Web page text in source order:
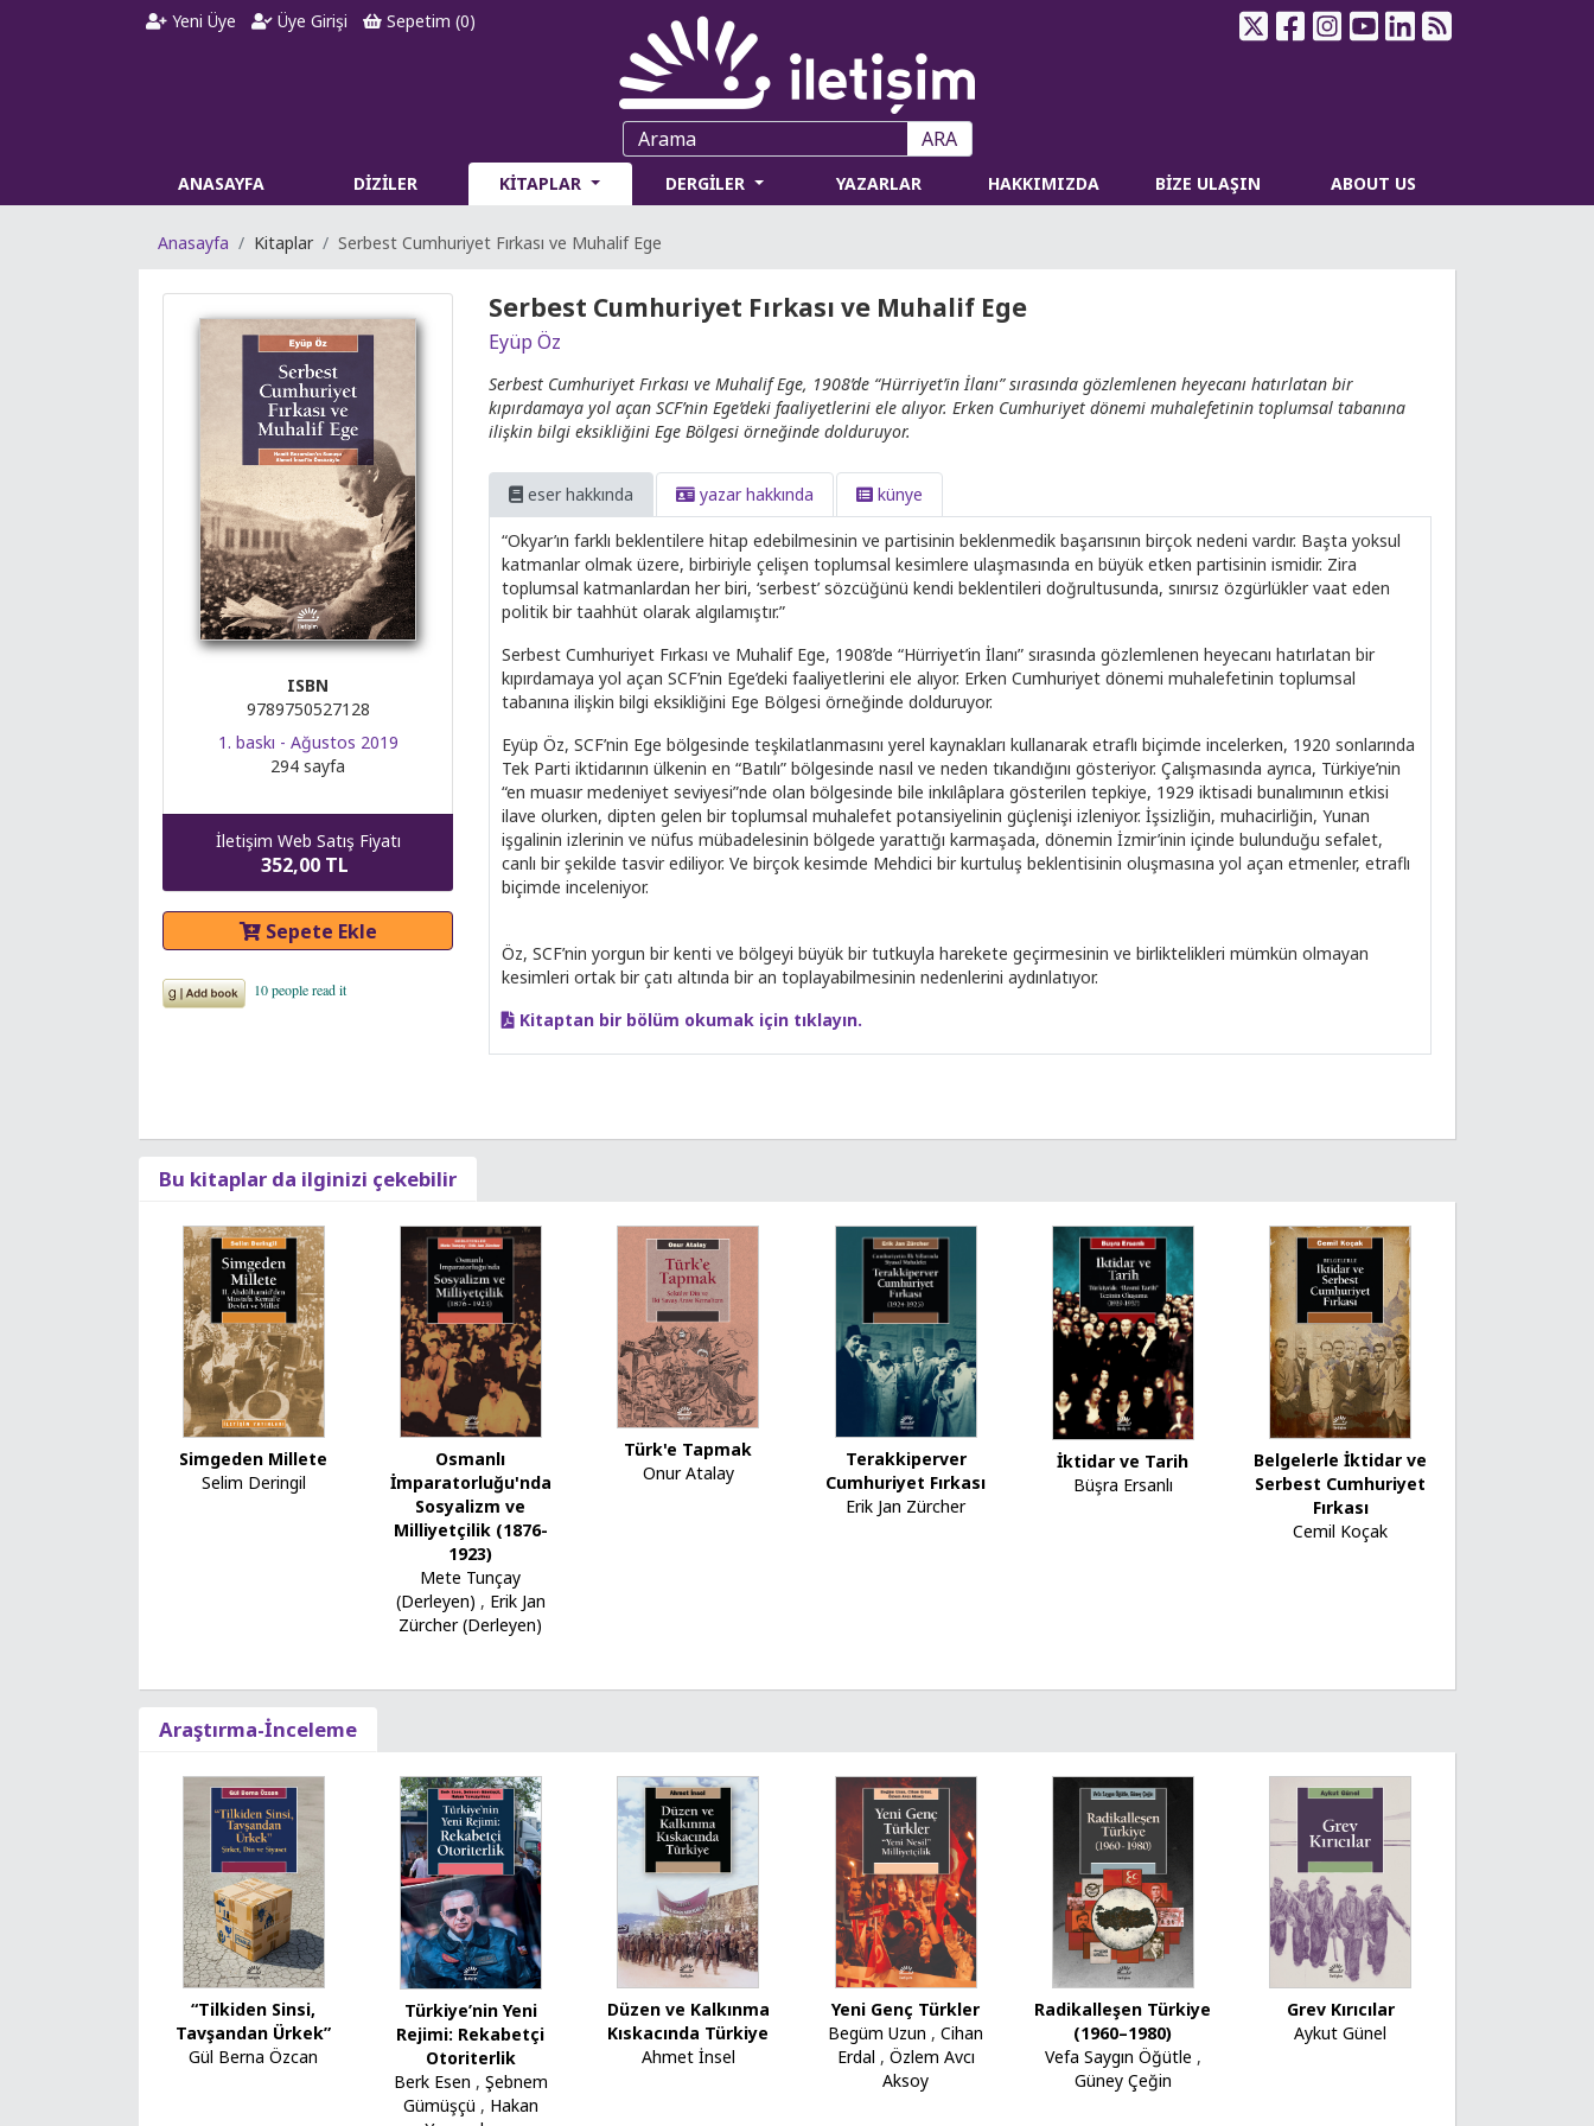
Yeni Üye Üye Girişi Sepetim (0)
ARA
ANASAYFA DİZİLER KİTAPLAR DERGİLER YAZARLAR HAKKIMIZDA BİZE ULAŞIN ABOUT US
Anasayfa Kitaplar Serbest Cumhuriyet Fırkası ve Muhalif Ege
ISBN
9789750527128
1. baskı - Ağustos 2019
294 sayfa
İletişim Web Satış Fiyatı
352,00 TL
Sepete Ekle
Serbest Cumhuriyet Fırkası ve Muhalif Ege
Eyüp Öz
Serbest Cumhuriyet Fırkası ve Muhalif Ege, 1908’de “Hürriyet’in İlanı” sırasında gözlemlenen heyecanı hatırlatan bir
kıpırdamaya yol açan SCF’nin Ege’deki faaliyetlerini ele alıyor. Erken Cumhuriyet dönemi muhalefetinin toplumsal tabanına
ilişkin bilgi eksikliğini Ege Bölgesi örneğinde dolduruyor.
eser hakkında yazar hakkında künye
“Okyar’ın farklı beklentilere hitap edebilmesinin ve partisinin beklenmedik başarısının birçok nedeni vardır. Başta yoksul
katmanlar olmak üzere, birbiriyle çelişen toplumsal kesimlere ulaşmasında en büyük etken partisinin ismidir. Zira
toplumsal katmanlardan her biri, ‘serbest’ sözcüğünü kendi beklentileri doğrultusunda, sınırsız özgürlükler vaat eden
politik bir taahhüt olarak algılamıştır.”
Serbest Cumhuriyet Fırkası ve Muhalif Ege, 1908’de “Hürriyet’in İlanı” sırasında gözlemlenen heyecanı hatırlatan bir
kıpırdamaya yol açan SCF’nin Ege’deki faaliyetlerini ele alıyor. Erken Cumhuriyet dönemi muhalefetinin toplumsal
tabanına ilişkin bilgi eksikliğini Ege Bölgesi örneğinde dolduruyor.
Eyüp Öz, SCF’nin Ege bölgesinde teşkilatlanmasını yerel kaynakları kullanarak etraflı biçimde incelerken, 1920 sonlarında
Tek Parti iktidarının ülkenin en “Batılı” bölgesinde nasıl ve neden tıkandığını gösteriyor. Çalışmasında ayrıca, Türkiye’nin
“en muasır medeniyet seviyesi”nde olan bölgesinde bile inkılâplara gösterilen tepkiye, 1929 iktisadi bunalımının etkisi
ilave olurken, dipten gelen bir toplumsal muhalefet potansiyelinin güçlenişi izleniyor. İşsizliğin, muhacirliğin, Yunan
işgalinin izlerinin ve nüfus mübadelesinin bölgede yarattığı karmaşada, dönemin İzmir’inin içinde bulunduğu sefalet,
canlı bir şekilde tasvir ediliyor. Ve birçok kesimde Mehdici bir kurtuluş beklentisinin oluşmasına yol açan etmenler, etraflı
biçimde inceleniyor.
Öz, SCF’nin yorgun bir kenti ve bölgeyi büyük bir tutkuyla harekete geçirmesinin ve birliktelikleri mümkün olmayan
kesimleri ortak bir çatı altında bir an toplayabilmesinin nedenlerini aydınlatıyor.
Kitaptan bir bölüm okumak için tıklayın.
Bu kitaplar da ilginizi çekebilir
Simgeden Millete
Selim Deringil
Osmanlı
İmparatorluğu'nda
Sosyalizm ve
Milliyetçilik (1876-
1923)
Mete Tunçay
(Derleyen) , Erik Jan
Zürcher (Derleyen)
Türk'e Tapmak
Onur Atalay
Terakkiperver
Cumhuriyet Fırkası
Erik Jan Zürcher
İktidar ve Tarih
Büşra Ersanlı
Belgelerle İktidar ve
Serbest Cumhuriyet
Fırkası
Cemil Koçak
Araştırma-İnceleme
“Tilkiden Sinsi,
Tavşandan Ürkek”
Gül Berna Özcan
Türkiye’nin Yeni
Rejimi: Rekabetçi
Otoriterlik
Berk Esen , Şebnem
Gümüşçü , Hakan
Düzen ve Kalkınma
Kıskacında Türkiye
Ahmet İnsel
Yeni Genç Türkler
Begüm Uzun ,Cihan
Erdal , Özlem Avcı
Aksoy
Radikalleşen Türkiye
(1960–1980)
Vefa Saygın Öğütle ,
Güney Çeğin
Grev Kırıcılar
Aykut Günel